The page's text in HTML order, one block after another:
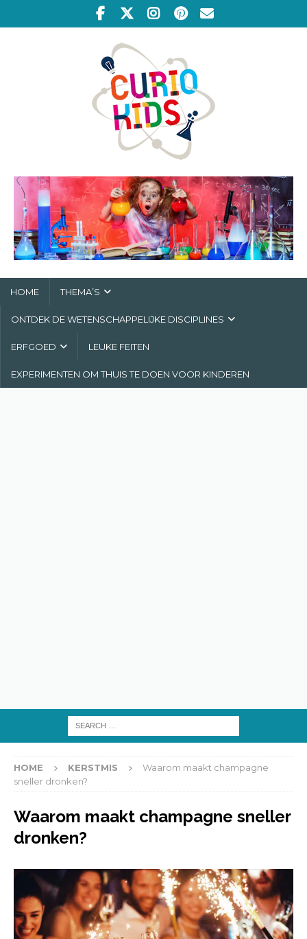
HOME THEMA’S
ONTDEK DE WETENSCHAPPELIJKE DISCIPLINES
ERFGOED LEUKE FEITEN
EXPERIMENTEN OM THUIS TE DOEN VOOR KINDEREN
HOME KERSTMIS
Waarom maakt champagne
sneller dronken?
Waarom maakt champagne sneller
dronken?